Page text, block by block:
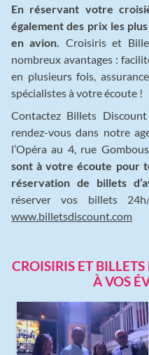
En réservant votre
également des prix les
en avion.
Croisiris et
nombreux avantages :
en plusieurs fois,
spécialistes à votre écoute !
Contactez Billets
rendez-vous dans notre
l’Opéra au 4, rue
sont à votre écoute pour
réservation de billets
réserver vos billets
www.billetsdiscount.com
CROISIRIS ET
À VOS